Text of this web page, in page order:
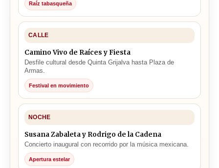
Raíz tabasqueña
CALLE
Camino Vivo de Raíces y Fiesta
Desfile cultural desde Quinta Grijalva hasta Plaza de
Armas.
Festival en movimiento
NOCHE
Susana Zabaleta y Rodrigo de la Cadena
Concierto inaugural con recorrido por la música mexicana.
Apertura estelar